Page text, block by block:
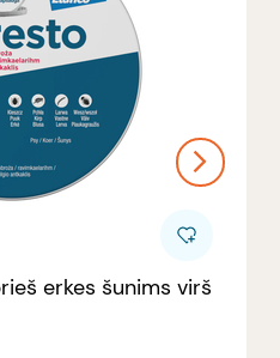
erkes šunims virš